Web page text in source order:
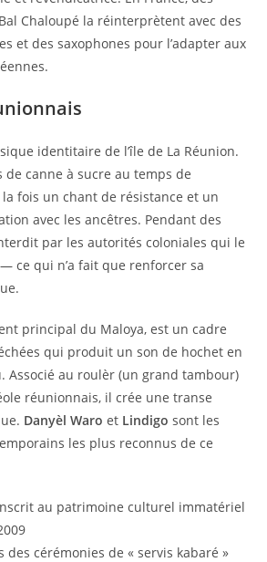
Chaloupé la réinterprètent avec des
et des saxophones pour l’adapter aux
identitaire de l’île de La Réunion.
de canne à sucre au temps de
la fois un chant de résistance et un
avec les ancêtres. Pendant des
par les autorités coloniales qui le
ce qui n’a fait que renforcer sa
principal du Maloya, est un cadre
qui produit un son de hochet en
Associé au roulèr (un grand tambour)
réunionnais, il crée une transe
Danyèl Waro et Lindigo sont les
les plus reconnus de ce
au patrimoine culturel immatériel
des cérémonies de « servis kabaré »